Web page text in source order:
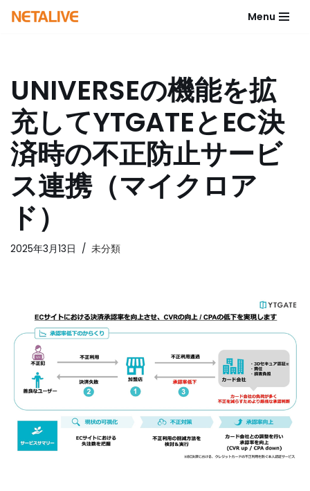
ツ
へ
ス
キ
ッ
プ
Menu
UNIVERSEの機能を拡
充してYTGATEとEC決
済時の不正防止サービ
ス連携（マイクロア
ド）
2025年3月13日 未分類